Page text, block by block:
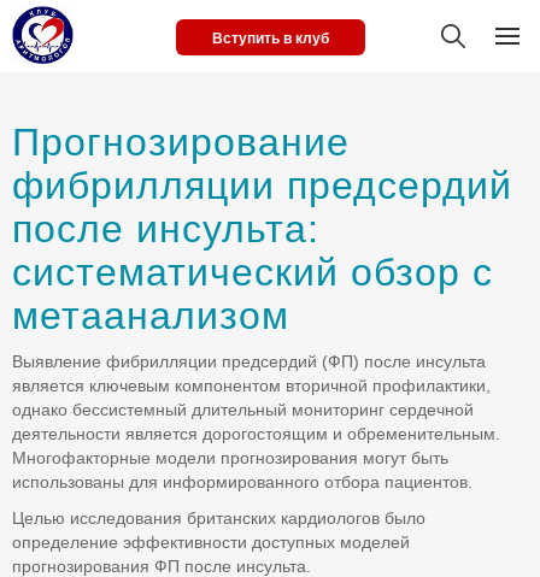
Вступить в клуб
Прогнозирование
фибрилляции предсердий
после инсульта:
систематический обзор с
метаанализом
Выявление фибрилляции предсердий (ФП) после инсульта
является ключевым компонентом вторичной профилактики,
однако бессистемный длительный мониторинг сердечной
деятельности является дорогостоящим и обременительным.
Многофакторные модели прогнозирования могут быть
использованы для информированного отбора пациентов.
Целью исследования британских кардиологов было
определение эффективности доступных моделей
прогнозирования ФП после инсульта.